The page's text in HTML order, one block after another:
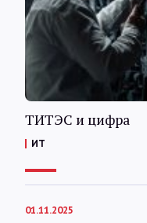
ТИТЭС и цифра
ИТ
01.11.2025